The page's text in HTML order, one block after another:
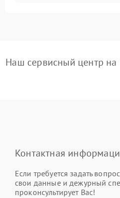
Наш сервисный центр
Контактная
Если требуется задать
свои данные и дежурный
проконсультирует Вас!